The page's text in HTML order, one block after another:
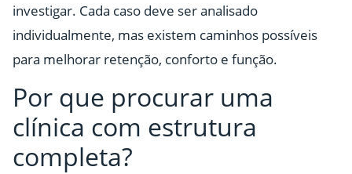
investigar. Cada caso deve ser analisado
individualmente, mas existem caminhos possíveis
para melhorar retenção, conforto e função.
Por que procurar uma
clínica com estrutura
completa?